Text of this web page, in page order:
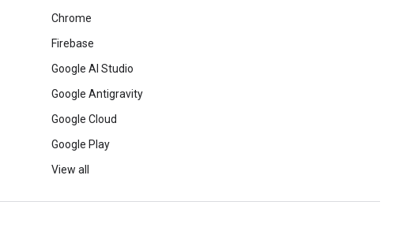
Chrome
Firebase
Google AI Studio
Google Antigravity
Google Cloud
Google Play
View all